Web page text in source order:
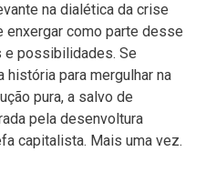
na dialética da crise
enxergar como parte desse
e possibilidades. Se
história para mergulhar na
pura, a salvo de
pela desenvoltura
capitalista. Mais uma vez.